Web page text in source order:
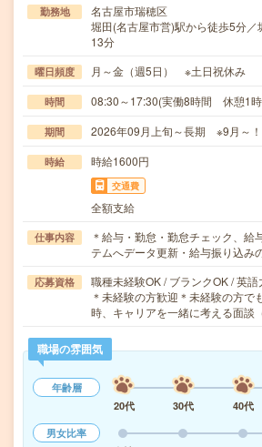
勤務地
名古屋市瑞穂区
堀田(名古屋市営)駅から徒歩5分
13分
曜日頻度 月～金（週5日） ※土日祝休み
時間 08:30～17:30(実働8時間 休憩1
期間 2026年09月上旬～長期 ※9月～！
時給 時給1600円
交通費
全額支給
仕事内容
＊給与・勤怠・勤怠チェック、給
テムへデータ更新・給与振り込
応募資格
職種未経験OK / ブランクOK / 英語
＊未経験の方歓迎＊未経験の方で
時、キャリアを一緒に考える面談
職場の雰囲気
年齢層
20代
30代 40代
男女比率